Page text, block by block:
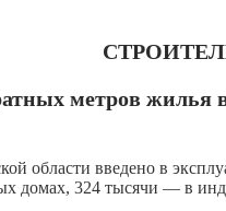
метров жилья
области введено в
домах, 324 тысячи — в